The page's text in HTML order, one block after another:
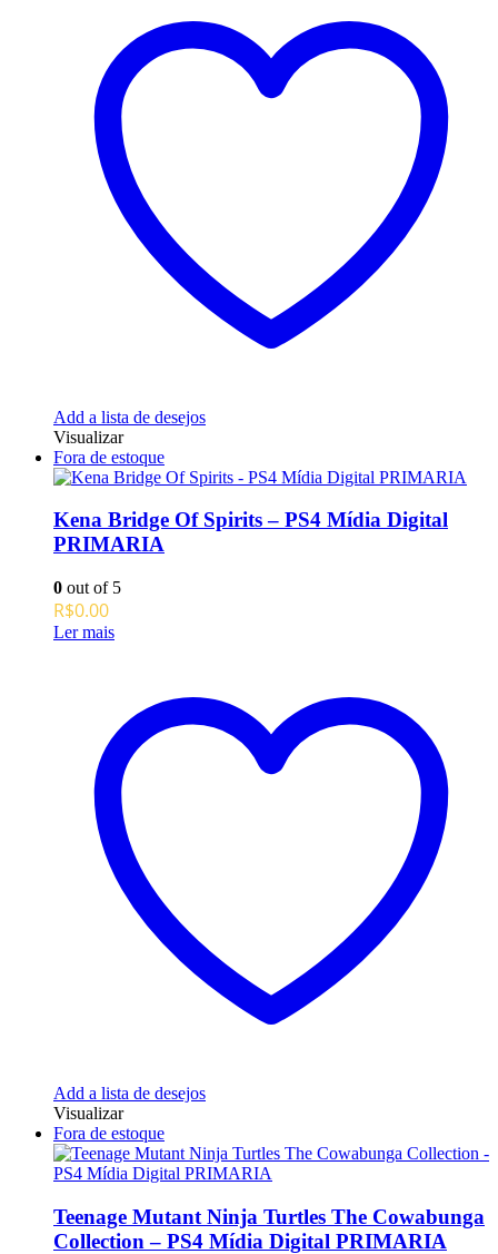
Add a lista de desejos
Visualizar
Fora de estoque
Kena Bridge Of Spirits – PS4 Mídia Digital
PRIMARIA
0 out of 5
R$0.00
Ler mais
Add a lista de desejos
Visualizar
Fora de estoque
Teenage Mutant Ninja Turtles The Cowabunga
Collection – PS4 Mídia Digital PRIMARIA